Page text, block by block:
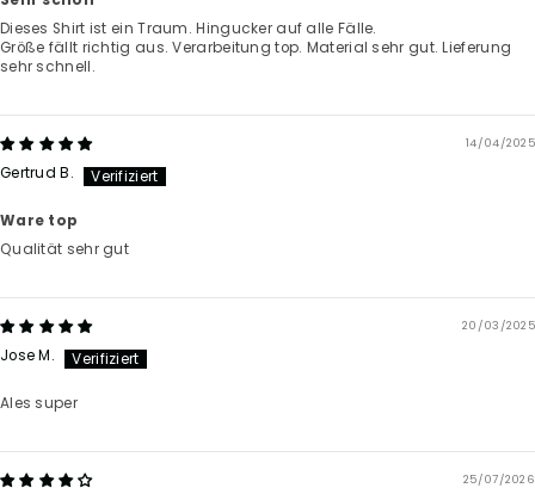
Dieses Shirt ist ein Traum. Hingucker auf alle Fälle.
Größe fällt richtig aus. Verarbeitung top. Material sehr gut. Lieferung
sehr schnell.
14/04/2025
Gertrud B.
Ware top
Qualität sehr gut
20/03/2025
Jose M.
Ales super
25/07/2026